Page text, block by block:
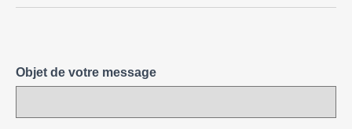
Objet de votre message